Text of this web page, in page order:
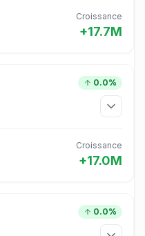
Croissance
+17.7M
0.0%
Croissance
+17.0M
0.0%